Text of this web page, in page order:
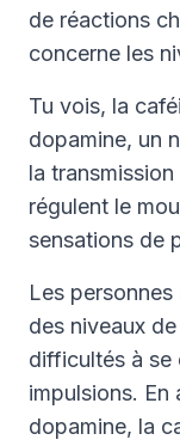
de réactions
concerne les
Tu vois, la
dopamine, un
la
régulent le
sensations de
Les
des niveaux
difficultés à se
impulsions. En
dopamine, la